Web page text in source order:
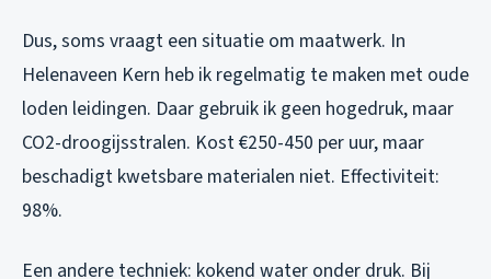
Dus, soms vraagt een situatie om maatwerk. In
Helenaveen Kern heb ik regelmatig te maken met oude
loden leidingen. Daar gebruik ik geen hogedruk, maar
CO2-droogijsstralen. Kost €250-450 per uur, maar
beschadigt kwetsbare materialen niet. Effectiviteit:
98%.
Een andere techniek: kokend water onder druk. Bij